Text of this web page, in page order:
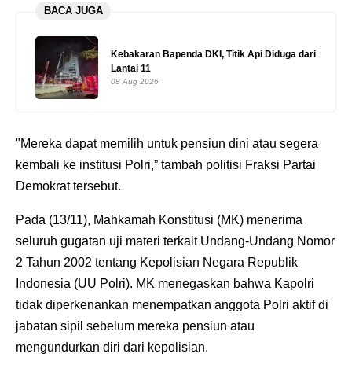
BACA JUGA
Kebakaran Bapenda DKI, Titik Api Diduga dari
Lantai 11
08 Aug 2026
"Mereka dapat memilih untuk pensiun dini atau segera
kembali ke institusi Polri,” tambah politisi Fraksi Partai
Demokrat tersebut.
Pada (13/11), Mahkamah Konstitusi (MK) menerima
seluruh gugatan uji materi terkait Undang-Undang Nomor
2 Tahun 2002 tentang Kepolisian Negara Republik
Indonesia (UU Polri). MK menegaskan bahwa Kapolri
tidak diperkenankan menempatkan anggota Polri aktif di
jabatan sipil sebelum mereka pensiun atau
mengundurkan diri dari kepolisian.